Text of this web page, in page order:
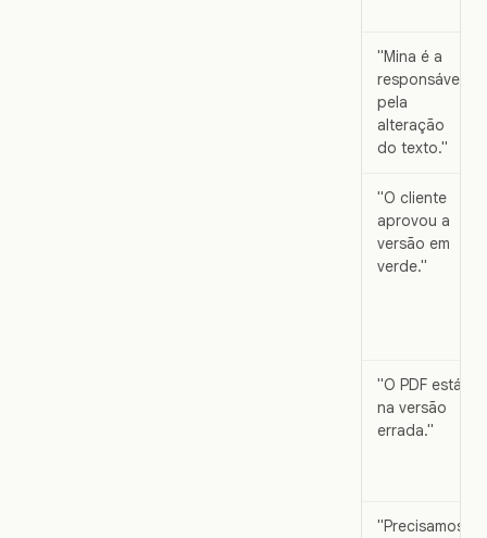
"Mina é a
responsável
pela
alteração
do texto."
"O cliente
aprovou a
versão em
verde."
"O PDF está
na versão
errada."
"Precisamos